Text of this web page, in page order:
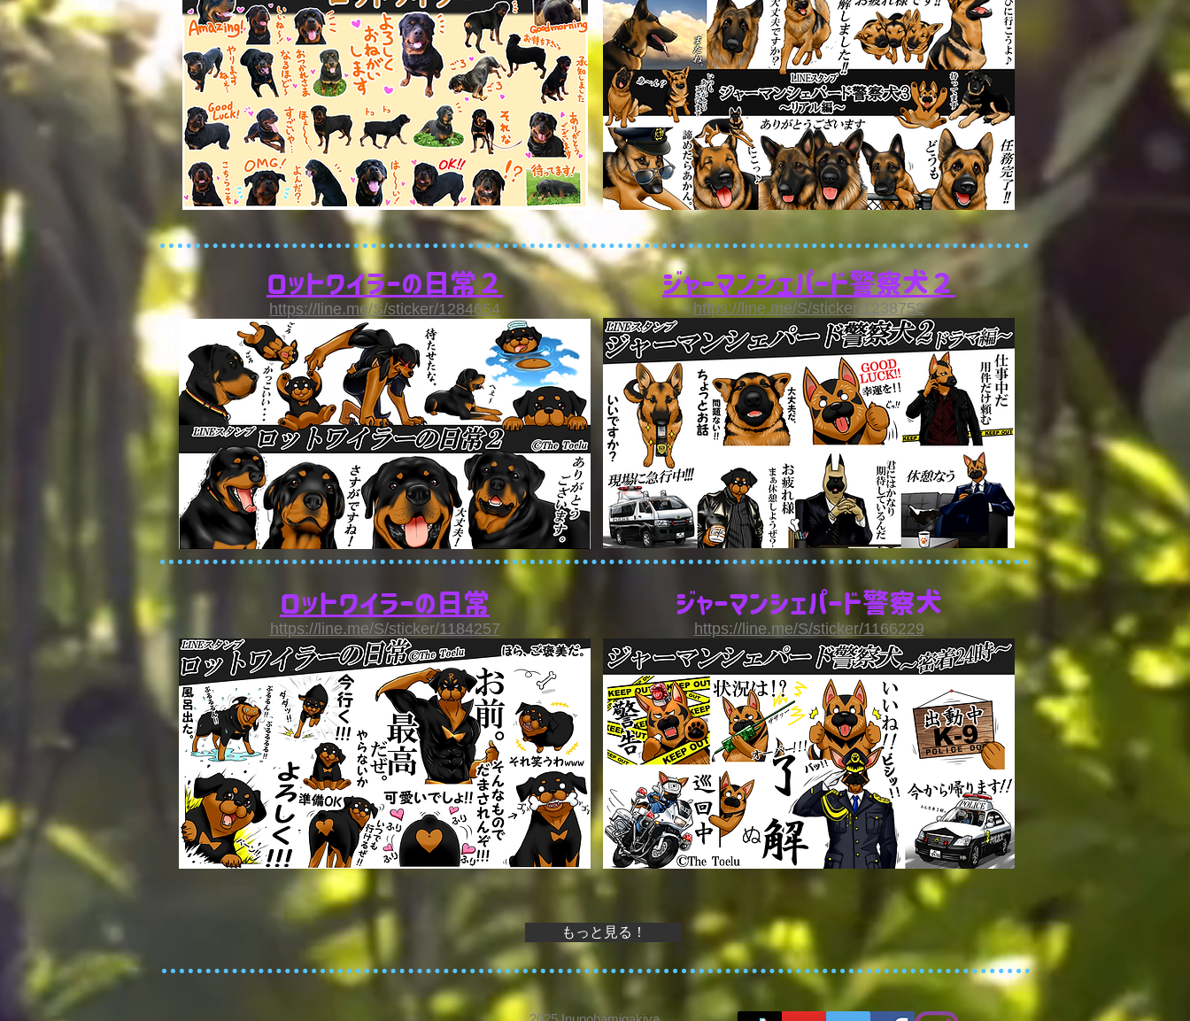
ロットワイラーの日常２
https://line.me/S/sticker/1284654
ジャーマンシェパード警察犬２
https://line.me/S/sticker/1238752
ロットワイラーの日常
https://line.me/S/sticker/1184257
ジャーマンシェパード警察犬
https://line.me/S/sticker/1166229
もっと見る！